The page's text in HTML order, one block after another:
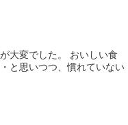
た。 おいしい食
と思いつつ、慣れていない